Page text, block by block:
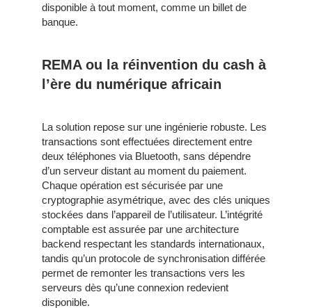
disponible à tout moment, comme un billet de
banque.
REMA ou la réinvention du cash à
l’ère du numérique africain
La solution repose sur une ingénierie robuste. Les
transactions sont effectuées directement entre
deux téléphones via Bluetooth, sans dépendre
d’un serveur distant au moment du paiement.
Chaque opération est sécurisée par une
cryptographie asymétrique, avec des clés uniques
stockées dans l’appareil de l’utilisateur. L’intégrité
comptable est assurée par une architecture
backend respectant les standards internationaux,
tandis qu’un protocole de synchronisation différée
permet de remonter les transactions vers les
serveurs dès qu’une connexion redevient
disponible.